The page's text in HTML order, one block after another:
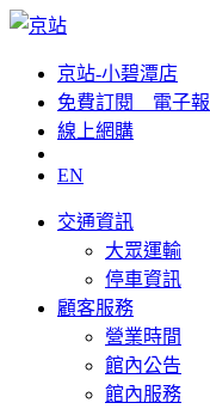
京站-小碧潭店
免費訂閱__電子報
線上網購
EN
交通資訊
大眾運輸
停車資訊
顧客服務
營業時間
館內公告
館內服務